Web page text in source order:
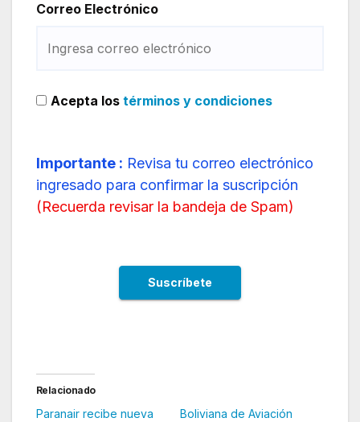
Correo Electrónico
Acepta los términos y condiciones
Importante : Revisa tu correo electrónico
ingresado para confirmar la suscripción
(Recuerda revisar la bandeja de Spam)
Relacionado
Paranair recibe nueva
Boliviana de Aviación